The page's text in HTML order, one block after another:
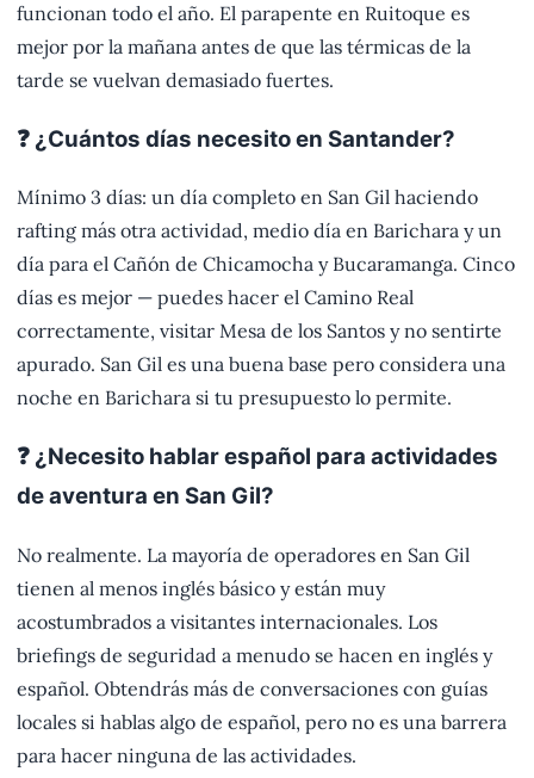
funcionan todo el año. El parapente en Ruitoque es
mejor por la mañana antes de que las térmicas de la
tarde se vuelvan demasiado fuertes.
❓ ¿Cuántos días necesito en Santander?
Mínimo 3 días: un día completo en San Gil haciendo
rafting más otra actividad, medio día en Barichara y un
día para el Cañón de Chicamocha y Bucaramanga. Cinco
días es mejor — puedes hacer el Camino Real
correctamente, visitar Mesa de los Santos y no sentirte
apurado. San Gil es una buena base pero considera una
noche en Barichara si tu presupuesto lo permite.
❓ ¿Necesito hablar español para actividades
de aventura en San Gil?
No realmente. La mayoría de operadores en San Gil
tienen al menos inglés básico y están muy
acostumbrados a visitantes internacionales. Los
briefings de seguridad a menudo se hacen en inglés y
español. Obtendrás más de conversaciones con guías
locales si hablas algo de español, pero no es una barrera
para hacer ninguna de las actividades.